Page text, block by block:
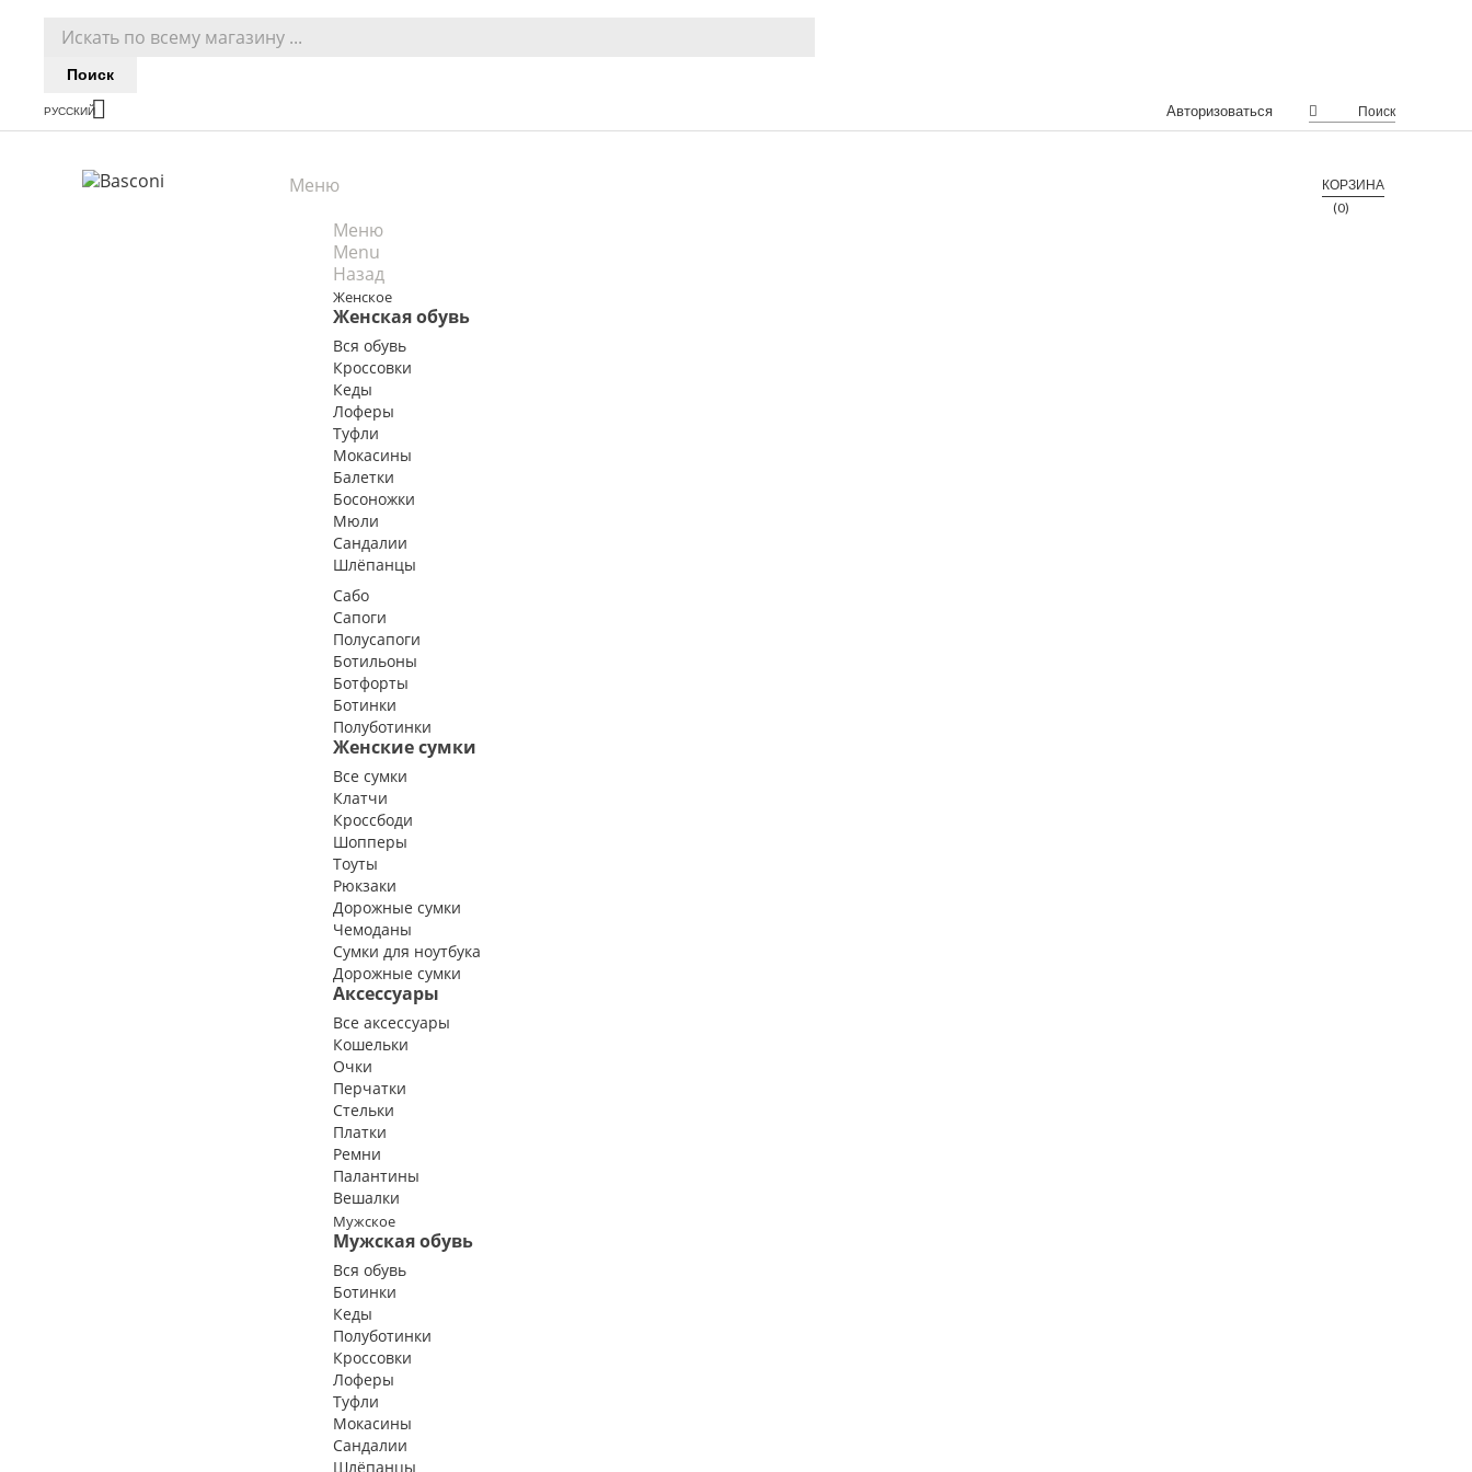
Поиск
РУССКИЙ Авторизоваться Поиск
КОРЗИНА
(0)
Меню
Меню
Menu
Назад
Женское
Женская обувь
Вся обувь
Кроссовки
Кеды
Лоферы
Туфли
Мокасины
Балетки
Босоножки
Мюли
Сандалии
Шлёпанцы
Сабо
Сапоги
Полусапоги
Ботильоны
Ботфорты
Ботинки
Полуботинки
Женские сумки
Все сумки
Клатчи
Кроссбоди
Шопперы
Тоуты
Рюкзаки
Дорожные сумки
Чемоданы
Сумки для ноутбука
Дорожные сумки
Аксессуары
Все аксессуары
Кошельки
Очки
Перчатки
Стельки
Платки
Ремни
Палантины
Вешалки
Мужское
Мужская обувь
Вся обувь
Ботинки
Кеды
Полуботинки
Кроссовки
Лоферы
Туфли
Мокасины
Сандалии
Шлёпанцы